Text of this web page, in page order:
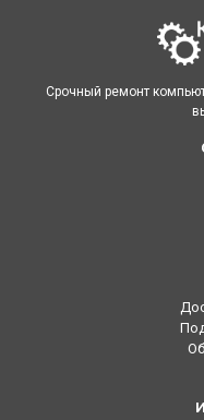
Срочный ремонт